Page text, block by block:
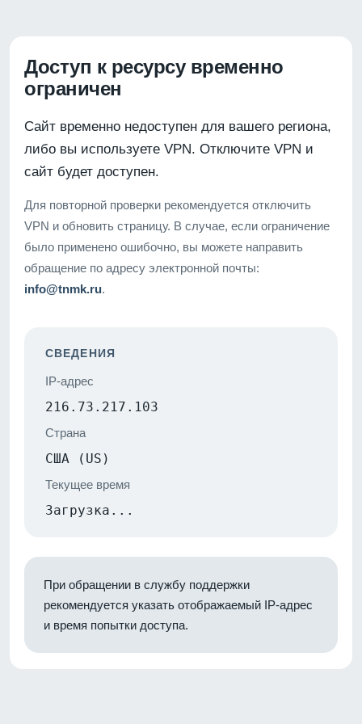
Доступ к ресурсу временно
ограничен
Сайт временно недоступен для вашего региона,
либо вы используете VPN. Отключите VPN и
сайт будет доступен.
Для повторной проверки рекомендуется отключить
VPN и обновить страницу. В случае, если ограничение
было применено ошибочно, вы можете направить
обращение по адресу электронной почты:
info@tnmk.ru.
СВЕДЕНИЯ
IP-адрес
216.73.217.103
Страна
США (US)
Текущее время
Загрузка...
При обращении в службу поддержки
рекомендуется указать отображаемый IP-адрес
и время попытки доступа.